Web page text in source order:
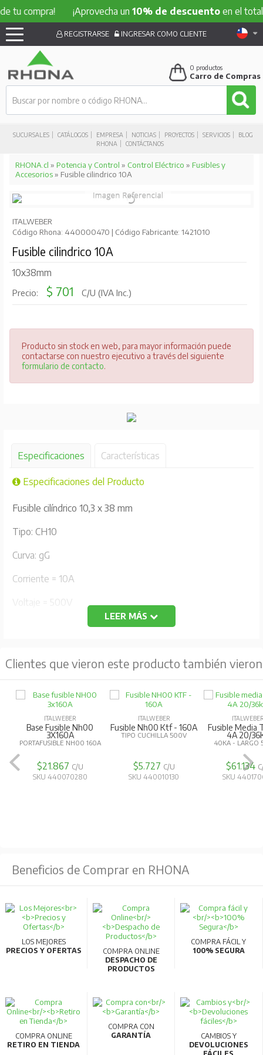
¡Aprovecha un10% de descuentoen el total de tu
SUCURSALES CATÁLOGOS EMPRESA NOTICIAS PROYECTOS SERVICIOS
BLOG
RHONA
CONTÁCTANOS
REGISTRARSE INGRESAR COMO CLIENTE
0 productos
Carro de Compras
RHONA.cl » Potencia y Control » Control Eléctrico » Fusibles y
Accesorios» Fusible cilindrico 10A
ITALWEBER
Código Rhona: 440000470 | Código Fabricante: 1421010
Fusible cilindrico 10A
10x38mm
Precio: $ 701 C/U (IVA Inc.)
Producto sin stock en web, para mayor información puede
contactarse con nuestro ejecutivo a través del siguiente
formulario de contacto.
Especificaciones Características
Especificaciones del Producto
Fusible cilíndrico 10,3 x 38 mm
Tipo: CH10
Curva: gG
Corriente = 10A
Voltaje = 500V
LEER MÁS
Clientes que vieron este producto también vieron
ITALWEBER
Base Fusible Nh00
3X160A
PORTAFUSIBLE NH00 160A
$21.867 C/U
SKU 440070280
ITALWEBER
Fusible Nh00 Ktf - 160A
TIPO CUCHILLA 500V
$5.727 C/U
SKU 440010130
Fusible Media
4A 20/
40KA - LARGO
$61.134
SKU
Beneficios de Comprar en RHONA
LOS MEJORES
PRECIOS Y OFERTAS
COMPRA ONLINE
DESPACHO DE
PRODUCTOS
COMPRA FÁCIL Y
100% SEGURA
COMPRA ONLINE
RETIRO EN TIENDA
COMPRA CON
GARANTÍA
CAMBIOS Y
DEVOLUCIONES